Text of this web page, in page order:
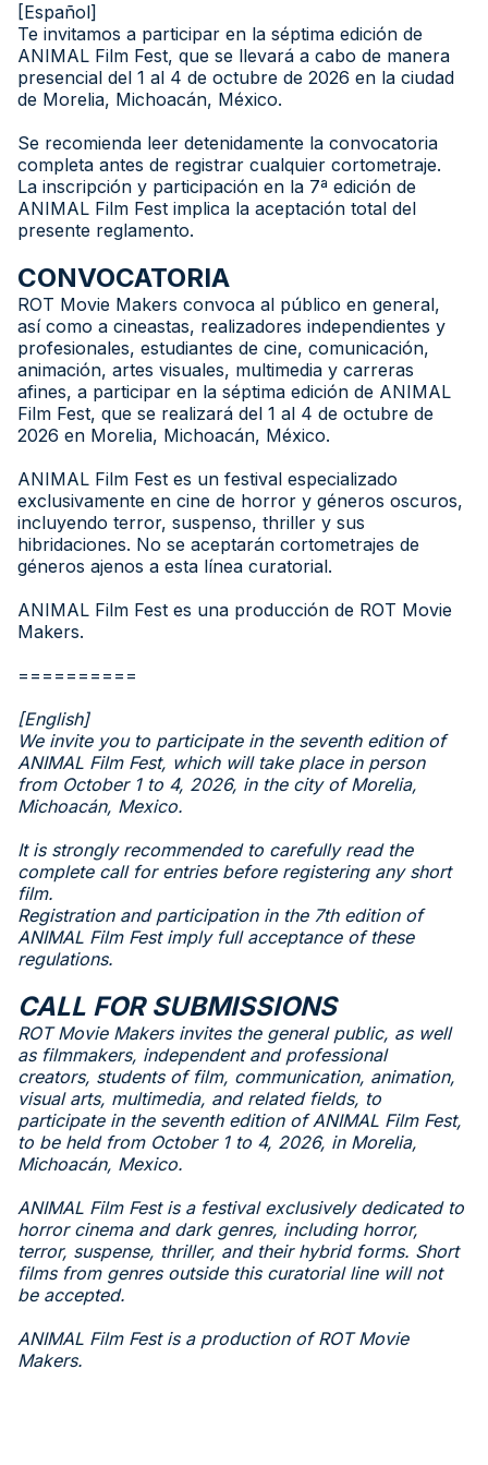
[Español]
Te invitamos a participar en la séptima edición de
ANIMAL Film Fest, que se llevará a cabo de manera
presencial del 1 al 4 de octubre de 2026 en la ciudad
de Morelia, Michoacán, México.
Se recomienda leer detenidamente la convocatoria
completa antes de registrar cualquier cortometraje.
La inscripción y participación en la 7ª edición de
ANIMAL Film Fest implica la aceptación total del
presente reglamento.
CONVOCATORIA
ROT Movie Makers convoca al público en general,
así como a cineastas, realizadores independientes y
profesionales, estudiantes de cine, comunicación,
animación, artes visuales, multimedia y carreras
afines, a participar en la séptima edición de ANIMAL
Film Fest, que se realizará del 1 al 4 de octubre de
2026 en Morelia, Michoacán, México.
ANIMAL Film Fest es un festival especializado
exclusivamente en cine de horror y géneros oscuros,
incluyendo terror, suspenso, thriller y sus
hibridaciones. No se aceptarán cortometrajes de
géneros ajenos a esta línea curatorial.
ANIMAL Film Fest es una producción de ROT Movie
Makers.
==========
[English]
We invite you to participate in the seventh edition of
ANIMAL Film Fest, which will take place in person
from October 1 to 4, 2026, in the city of Morelia,
Michoacán, Mexico.
It is strongly recommended to carefully read the
complete call for entries before registering any short
film.
Registration and participation in the 7th edition of
ANIMAL Film Fest imply full acceptance of these
regulations.
CALL FOR SUBMISSIONS
ROT Movie Makers invites the general public, as well
as filmmakers, independent and professional
creators, students of film, communication, animation,
visual arts, multimedia, and related fields, to
participate in the seventh edition of ANIMAL Film Fest,
to be held from October 1 to 4, 2026, in Morelia,
Michoacán, Mexico.
ANIMAL Film Fest is a festival exclusively dedicated to
horror cinema and dark genres, including horror,
terror, suspense, thriller, and their hybrid forms. Short
films from genres outside this curatorial line will not
be accepted.
ANIMAL Film Fest is a production of ROT Movie
Makers.